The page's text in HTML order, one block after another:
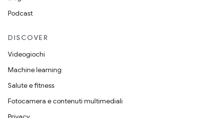
Podcast
DISCOVER
Videogiochi
Machine learning
Salute e fitness
Fotocamera e contenuti multimediali